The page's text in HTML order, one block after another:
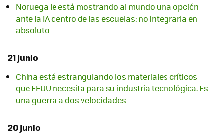
Noruega le está mostrando al mundo una opción
ante la IA dentro de las escuelas: no integrarla en
absoluto
21 junio
China está estrangulando los materiales críticos
que EEUU necesita para su industria tecnológica. Es
una guerra a dos velocidades
20 junio